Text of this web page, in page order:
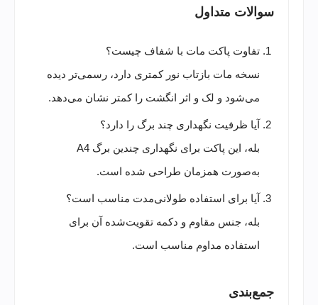
سوالات متداول
تفاوت پاکت مات با شفاف چیست؟
نسخه مات بازتاب نور کمتری دارد، رسمی‌تر دیده
می‌شود و لک و اثر انگشت را کمتر نشان می‌دهد.
آیا ظرفیت نگهداری چند برگ را دارد؟
بله، این پاکت برای نگهداری چندین برگ A4
به‌صورت همزمان طراحی شده است.
آیا برای استفاده طولانی‌مدت مناسب است؟
بله، جنس مقاوم و دکمه تقویت‌شده آن برای
استفاده مداوم مناسب است.
جمع‌بندی